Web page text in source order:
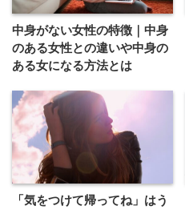
中身がない女性の特徴｜中身
のある女性との違いや中身の
ある女になる方法とは
「気をつけて帰ってね」はう